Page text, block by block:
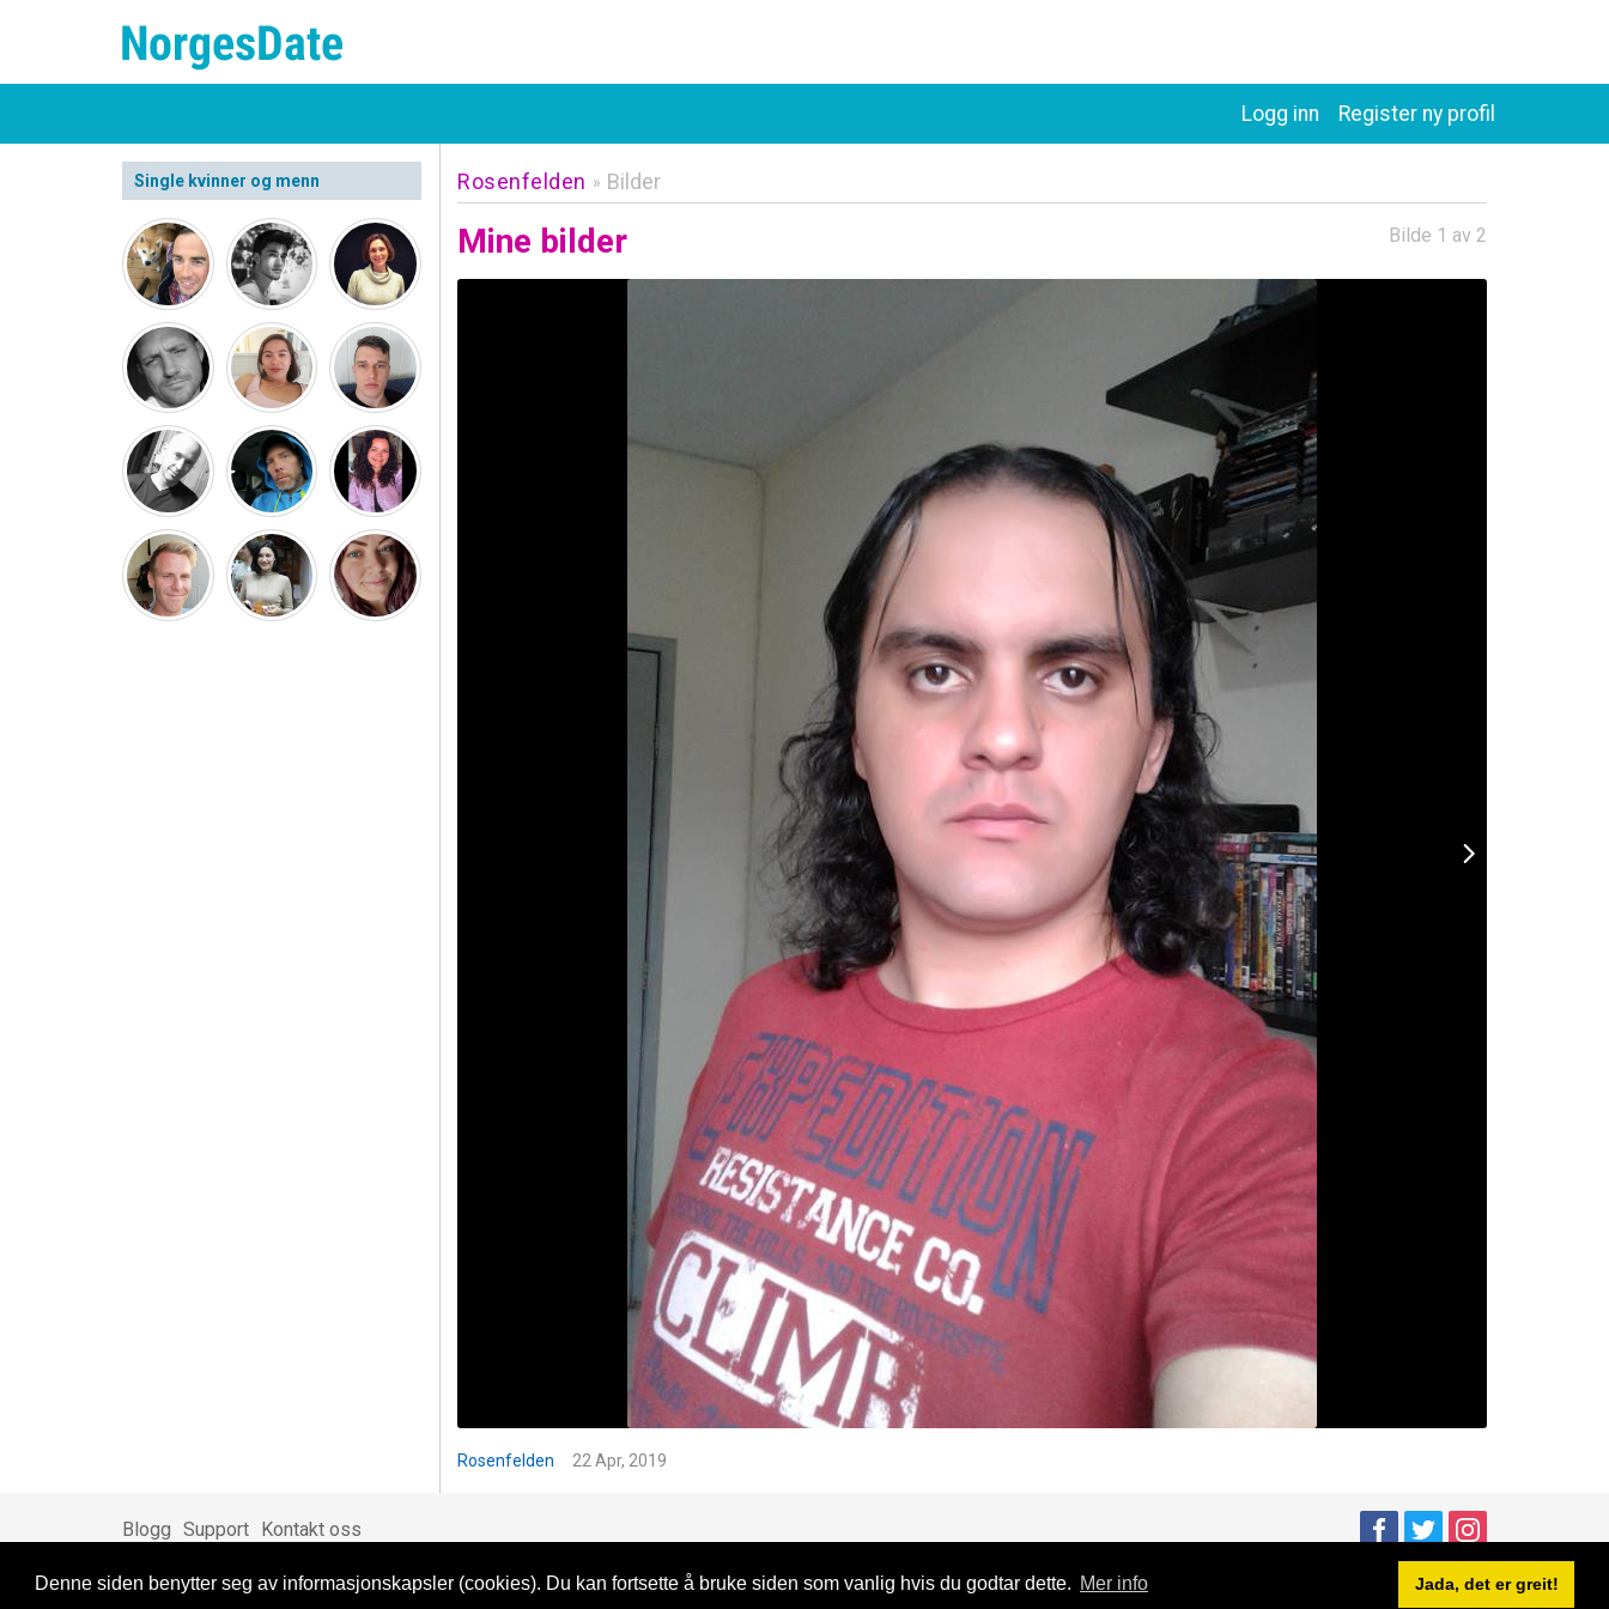
Denne siden benytter seg av informasjonskapsler (cookies). Du kan fortsette å bruke siden som vanlig hvis du godtar dette. Mer info Jada, det er greit!
Register ny profil
Logg inn
Single kvinner og menn Rosenfelden » Bilder
Mine bilder Bilde 1 av 2
Rosenfelden 22 Apr, 2019
Blogg Support Kontakt oss
Brukeravtale Personvern © 2023 NorgesDate